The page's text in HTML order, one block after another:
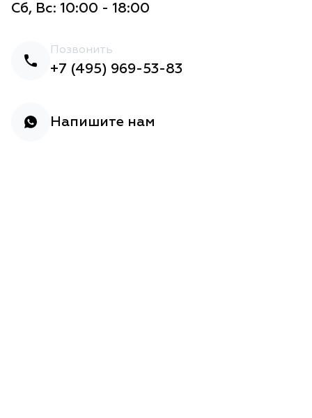
Сб, Вс: 10:00 - 18:00
Позвонить
+7 (495) 969-53-83
Напишите нам